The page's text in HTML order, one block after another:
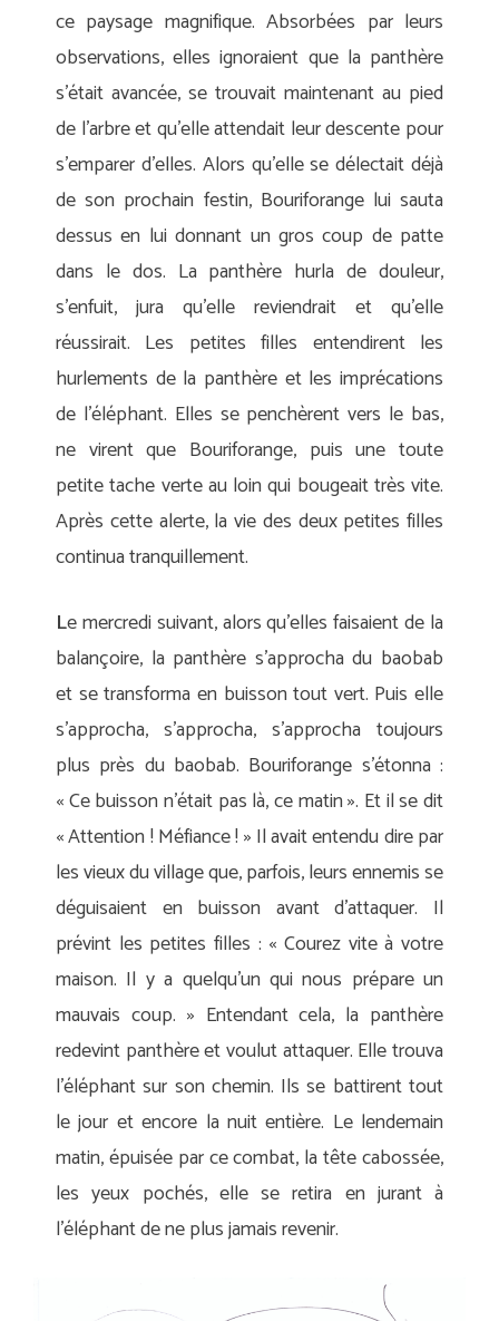
ce paysage magnifique. Absorbées par leurs
observations, elles ignoraient que la panthère
s’était avancée, se trouvait maintenant au pied
de l’arbre et qu’elle attendait leur descente pour
s’emparer d’elles. Alors qu’elle se délectait déjà
de son prochain festin, Bouriforange lui sauta
dessus en lui donnant un gros coup de patte
dans le dos. La panthère hurla de douleur,
s’enfuit, jura qu’elle reviendrait et qu’elle
réussirait. Les petites filles entendirent les
hurlements de la panthère et les imprécations
de l’éléphant. Elles se penchèrent vers le bas,
ne virent que Bouriforange, puis une toute
petite tache verte au loin qui bougeait très vite.
Après cette alerte, la vie des deux petites filles
continua tranquillement.
Le mercredi suivant, alors qu’elles faisaient de la
balançoire, la panthère s’approcha du baobab
et se transforma en buisson tout vert. Puis elle
s’approcha, s’approcha, s’approcha toujours
plus près du baobab. Bouriforange s’étonna :
« Ce buisson n’était pas là, ce matin ». Et il se dit
« Attention ! Méfiance ! » Il avait entendu dire par
les vieux du village que, parfois, leurs ennemis se
déguisaient en buisson avant d’attaquer. Il
prévint les petites filles : « Courez vite à votre
maison. Il y a quelqu’un qui nous prépare un
mauvais coup. » Entendant cela, la panthère
redevint panthère et voulut attaquer. Elle trouva
l’éléphant sur son chemin. Ils se battirent tout
le jour et encore la nuit entière. Le lendemain
matin, épuisée par ce combat, la tête cabossée,
les yeux pochés, elle se retira en jurant à
l’éléphant de ne plus jamais revenir.